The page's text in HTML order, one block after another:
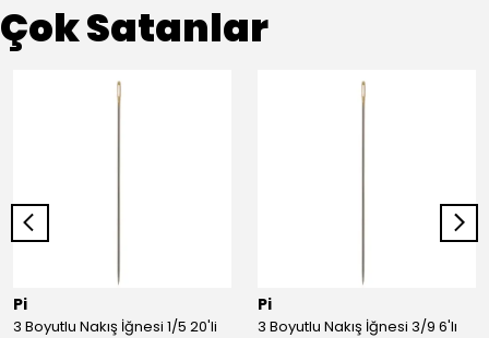
Çok Satanlar
Pi
3 Boyutlu Nakış İğnesi 1/5 20'li
Pi
3 Boyutlu Nakış İğnesi 3/9 6'lı